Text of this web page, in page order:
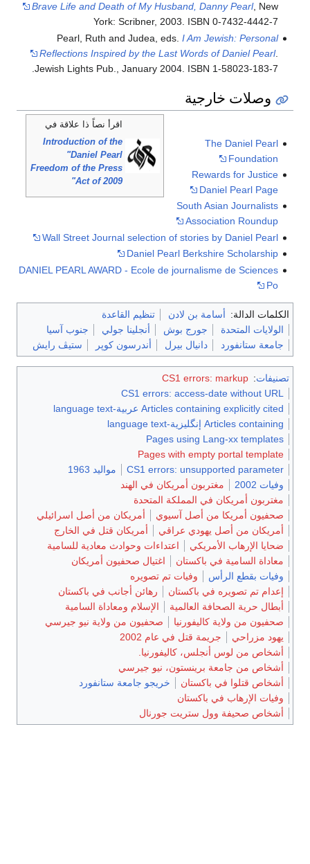
Brave Life and Death of My Husband, Danny Pearl, New
York: Scribner, 2003. ISBN 0-7432-4442-7
Pearl, Ruth and Judea, eds. I Am Jewish: Personal
Reflections Inspired by the Last Words of Daniel Pearl.
Jewish Lights Pub., January 2004. ISBN 1-58023-183-7.
وصلات خارجية
اقرأ نصاً ذا علاقة في
Introduction of the
"Daniel Pearl
Freedom of the Press
Act of 2009"
The Daniel Pearl
Foundation
Rewards for Justice
Daniel Pearl Page
South Asian Journalists
Association Roundup
Wall Street Journal selection of stories by Daniel Pearl
Daniel Pearl Berkshire Scholarship
DANIEL PEARL AWARD - Ecole de journalisme de Sciences
Po
الكلمات الدالة: أسامة بن لادن
تنظيم القاعدة
الولايات المتحدة
جورج بوش أنجلينا جولي
جنوب آسيا
جامعة ستانفورد
دانيال بيرل أندرسون كوپر ستيڤ رايش
تصنيفات:
CS1 errors: markup
CS1 errors: access-date without URL
Articles containing explicitly cited عربية-language text
Articles containing إنگليزية-language text
Pages using Lang-xx templates
Pages with empty portal template
CS1 errors: unsupported parameter
مواليد 1963
وفيات 2002
مغتربون أمريكان في الهند
مغتربون أمريكان في المملكة المتحدة
صحفيون أمريكا من أصل آسيوي
أمريكان من أصل اسرائيلي
أمريكان من أصل يهودي عراقي
أمريكان قتل في الخارج
ضحايا الإرهاب الأمريكي
اعتداءات وحوادث معادية للسامية
معاداة السامية في باكستان
اغتيال صحفيون أمريكان
وفيات بقطع الرأس
وفيات تم تصويره
إعدام تم تصويره في باكستان
رهائن أجانب في باكستان
أبطال حرية الصحافة العالمية
الإسلام ومعاداة السامية
صحفيون من ولاية كاليفورنيا
صحفيون من ولاية نيو جيرسي
يهود مزراحي
جريمة قتل في عام 2002
أشخاص من لوس أنجلس، كاليفورنيا.
أشخاص من جامعة برينستون، نيو جيرسي
أشخاص قتلوا في باكستان
خريجو جامعة ستانفورد
وفيات الإرهاب في باكستان
أشخاص صحيفة وول ستريت جورنال